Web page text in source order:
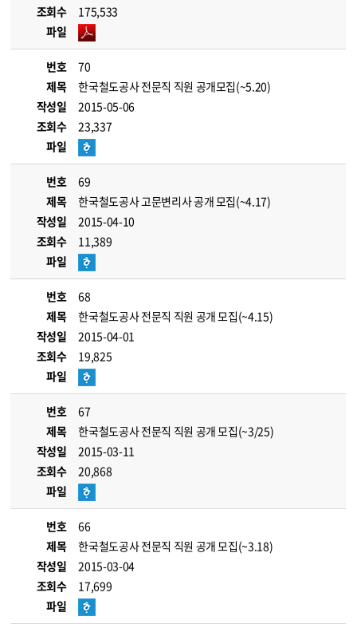
조회수
175,533
파일
번호
70
제목
한국철도공사 전문직 직원 공개모집(~5.20)
작성일
2015-05-06
조회수
23,337
파일
번호
69
제목
한국철도공사 고문변리사 공개 모집(~4.17)
작성일
2015-04-10
조회수
11,389
파일
번호
68
제목
한국철도공사 전문직 직원 공개 모집(~4.15)
작성일
2015-04-01
조회수
19,825
파일
번호
67
제목
한국철도공사 전문직 직원 공개 모집(~3/25)
작성일
2015-03-11
조회수
20,868
파일
번호
66
제목
한국철도공사 전문직 직원 공개 모집(~3.18)
작성일
2015-03-04
조회수
17,699
파일